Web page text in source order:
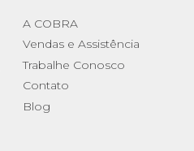
A COBRA
Vendas e Assistência
Trabalhe Conosco
Contato
Blog